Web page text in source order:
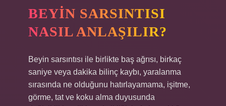
BEYIN SARSINTISI
NASIL ANLAŞILIR?
Beyin sarsıntısı ile birlikte baş ağrısı, birkaç
saniye veya dakika bilinç kaybı, yaralanma
sırasında ne olduğunu hatırlayamama, işitme,
görme, tat ve koku alma duyusunda